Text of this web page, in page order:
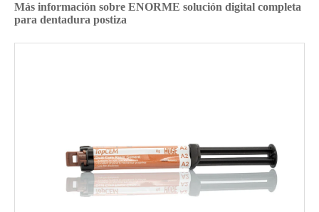
Más información sobre ENORME solución digital completa
para dentadura postiza